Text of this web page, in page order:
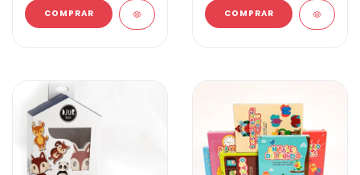
COMPRAR